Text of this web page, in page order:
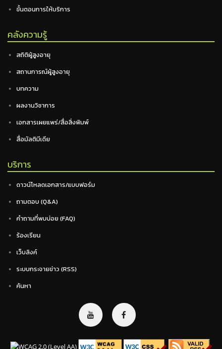
ขั้นตอนการให้บริการ
คลังความรู้
สถิติผู้สูงอายุ
สถานการณ์ผู้สูงอายุ
บทความ
ผลงานวิชาการ
เอกสารเผยแพร่/สื่อสิ่งพิมพ์
สื่อมัลติมีเดีย
บริการ
ดาวน์โหลดเอกสาร/แบบฟอร์ม
ถามตอบ (Q&A)
คำถามที่พบบ่อย (FAQ)
ร้องเรียน
เว็บลิงค์
ระบบกระจายข่าว (RSS)
ค้นหา